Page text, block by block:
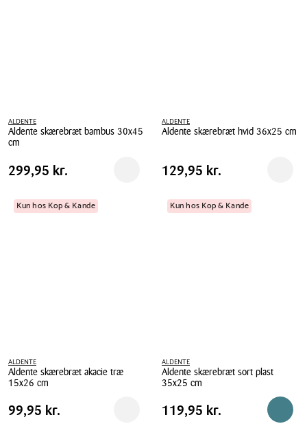
ALDENTE
Aldente skærebræt bambus 30x45
cm
Aldente
skærebræt
30x45
Pris
Pris 299,95 kr.
299,95 kr. Reservér i butik
ALDENTE
Aldente skærebræt hvid 36x25 cm
skærebræt
hvid
cm
Pris
Pris 129,95 kr.
129,95 kr.
Kun hos Kop & Kande
ALDENTE
Aldente skærebræt akacie træ
15x26 cm
Aldente
skærebræt
Pris
Pris 99,95 kr.
99,95 kr. Reservér i butik
Kun hos Kop & Kande
ALDENTE
Aldente skærebræt sort plast
35x25 cm
Aldente
skærebræt
Pris
Pris 119,95 kr.
119,95 kr.